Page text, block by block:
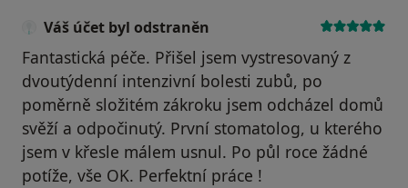
Váš účet byl odstraněn
Fantastická péče. Přišel jsem vystresovaný z
dvoutýdenní intenzivní bolesti zubů, po
poměrně složitém zákroku jsem odcházel domů
svěží a odpočinutý. První stomatolog, u kterého
jsem v křesle málem usnul. Po půl roce žádné
potíže, vše OK. Perfektní práce !